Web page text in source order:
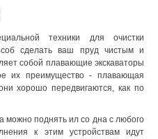
техники для очистки
сделать ваш пруд чистым и
собой плавающие экскаваторы
их преимущество - плавающая
хорошо передвигаются, как по
можно поднять ил со дна с любого
к этим устройствам идут